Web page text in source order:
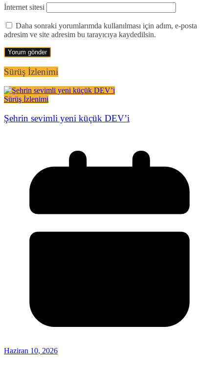
İnternet sitesi
Daha sonraki yorumlarımda kullanılması için adım, e-posta
adresim ve site adresim bu tarayıcıya kaydedilsin.
Sürüş İzlenimi
Sürüş İzlenimi
Şehrin sevimli yeni küçük DEV’i
Haziran 10, 2026